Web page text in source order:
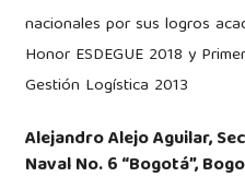
nacionales por sus logros
Honor ESDEGUE 2018 y
Gestión Logística 2013
Alejandro Alejo Aguilar,
Naval No. 6 “Bogotá”,